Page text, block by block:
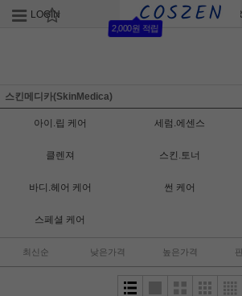
LOGIN JOIN
2,000원 적립
ORDER
스킨메디카(SkinMedica)
아이.립 케어 세럼.에센스
클렌져 스킨.토너
바디.헤어 케어 썬 케어
스페셜 케어
최신순 낮은가격 높은가격